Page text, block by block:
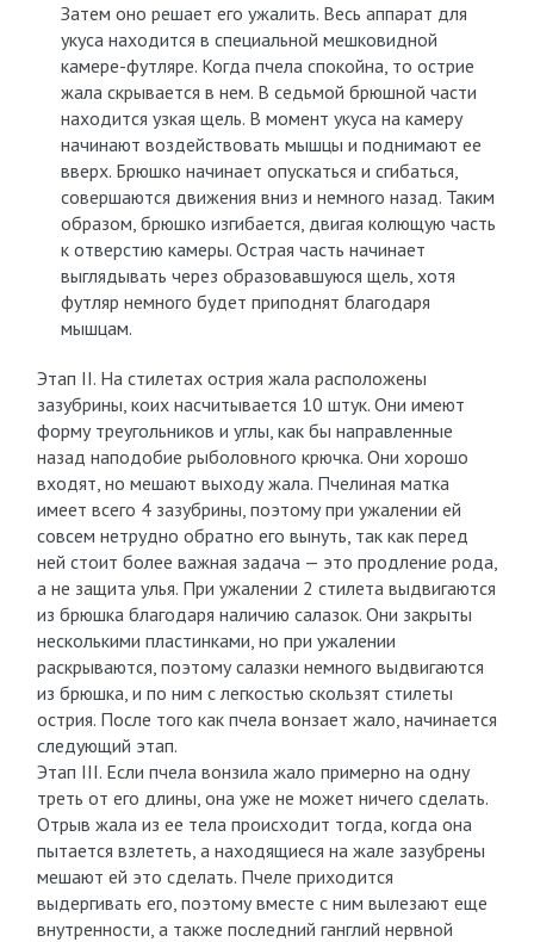
Затем оно решает его ужалить. Весь аппарат для
укуса находится в специальной мешковидной
камере-футляре. Когда пчела спокойна, то острие
жала скрывается в нем. В седьмой брюшной части
находится узкая щель. В момент укуса на камеру
начинают воздействовать мышцы и поднимают ее
вверх. Брюшко начинает опускаться и сгибаться,
совершаются движения вниз и немного назад. Таким
образом, брюшко изгибается, двигая колющую часть
к отверстию камеры. Острая часть начинает
выглядывать через образовавшуюся щель, хотя
футляр немного будет приподнят благодаря
мышцам.
Этап II. На стилетах острия жала расположены
зазубрины, коих насчитывается 10 штук. Они имеют
форму треугольников и углы, как бы направленные
назад наподобие рыболовного крючка. Они хорошо
входят, но мешают выходу жала. Пчелиная матка
имеет всего 4 зазубрины, поэтому при ужалении ей
совсем нетрудно обратно его вынуть, так как перед
ней стоит более важная задача — это продление рода,
а не защита улья. При ужалении 2 стилета выдвигаются
из брюшка благодаря наличию салазок. Они закрыты
несколькими пластинками, но при ужалении
раскрываются, поэтому салазки немного выдвигаются
из брюшка, и по ним с легкостью скользят стилеты
острия. После того как пчела вонзает жало, начинается
следующий этап.
Этап III. Если пчела вонзила жало примерно на одну
треть от его длины, она уже не может ничего сделать.
Отрыв жала из ее тела происходит тогда, когда она
пытается взлететь, а находящиеся на жале зазубрены
мешают ей это сделать. Пчеле приходится
выдергивать его, поэтому вместе с ним вылезают еще
внутренности, а также последний ганглий нервной